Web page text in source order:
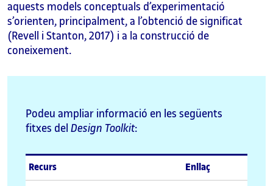
aquests models conceptuals d’experimentació
s’orienten, principalment, a l’obtenció de significat
(Revell i Stanton, 2017) i a la construcció de
coneixement.
Podeu ampliar informació en les següents
fitxes del Design Toolkit:
Recurs Enllaç